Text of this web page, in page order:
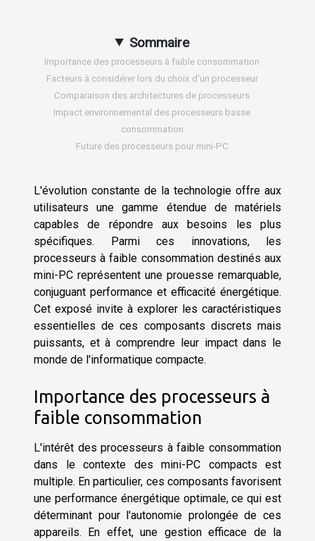
Sommaire
Importance des processeurs à faible consommation
Facteurs à considérer lors du choix d'un processeur
Comparaison des architectures de processeurs
Impact environnemental des processeurs basse
consommation
Future des processeurs pour mini-PC
L'évolution constante de la technologie offre aux
utilisateurs une gamme étendue de matériels
capables de répondre aux besoins les plus
spécifiques. Parmi ces innovations, les
processeurs à faible consommation destinés aux
mini-PC représentent une prouesse remarquable,
conjuguant performance et efficacité énergétique.
Cet exposé invite à explorer les caractéristiques
essentielles de ces composants discrets mais
puissants, et à comprendre leur impact dans le
monde de l'informatique compacte.
Importance des processeurs à
faible consommation
L'intérêt des processeurs à faible consommation
dans le contexte des mini-PC compacts est
multiple. En particulier, ces composants favorisent
une performance énergétique optimale, ce qui est
déterminant pour l'autonomie prolongée de ces
appareils. En effet, une gestion efficace de la